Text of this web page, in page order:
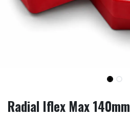
Radial Iflex Max 140mm